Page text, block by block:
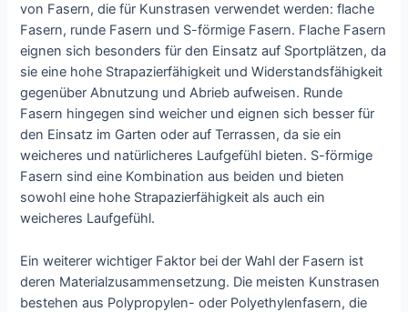
von Fasern, die für Kunstrasen verwendet werden: flache
Fasern, runde Fasern und S-förmige Fasern. Flache Fasern
eignen sich besonders für den Einsatz auf Sportplätzen, da
sie eine hohe Strapazierfähigkeit und Widerstandsfähigkeit
gegenüber Abnutzung und Abrieb aufweisen. Runde
Fasern hingegen sind weicher und eignen sich besser für
den Einsatz im Garten oder auf Terrassen, da sie ein
weicheres und natürlicheres Laufgefühl bieten. S-förmige
Fasern sind eine Kombination aus beiden und bieten
sowohl eine hohe Strapazierfähigkeit als auch ein
weicheres Laufgefühl.
Ein weiterer wichtiger Faktor bei der Wahl der Fasern ist
deren Materialzusammensetzung. Die meisten Kunstrasen
bestehen aus Polypropylen- oder Polyethylenfasern, die